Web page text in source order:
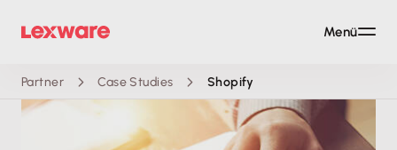
Partner Case Studies Shopify
Menü